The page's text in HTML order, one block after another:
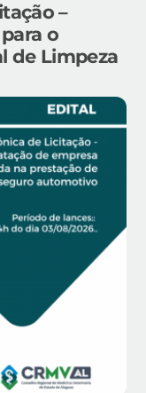
–
o
de Limpeza